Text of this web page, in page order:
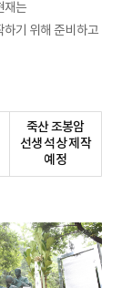
재는
하기 위해 준비하고
죽산 조봉암
선생 석상 제작
예정